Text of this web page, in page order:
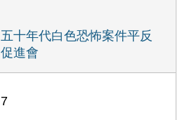
五十年代白色恐怖案件平反
促進會
7